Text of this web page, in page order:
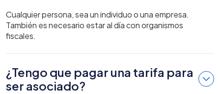
Cualquier persona, sea un individuo o una empresa.
También es necesario estar al día con organismos
fiscales.
¿Tengo que pagar una tarifa para
ser asociado?